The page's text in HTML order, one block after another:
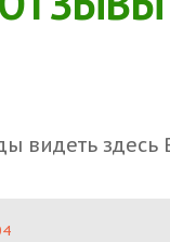
видеть здесь